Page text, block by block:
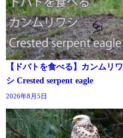
【ドバトを食べる】カンムリワ
シ Crested serpent eagle
2026年8月5日